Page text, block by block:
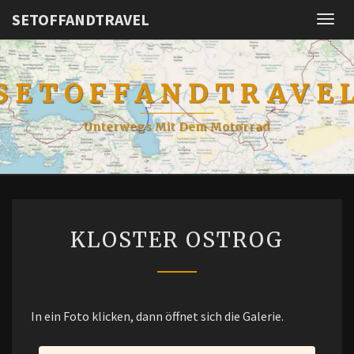
SETOFFANDTRAVEL
Unterwegs Mit Dem Motorrad
OSTROG
KLOSTER OSTROG
In ein Foto klicken, dann öffnet sich die Galerie.